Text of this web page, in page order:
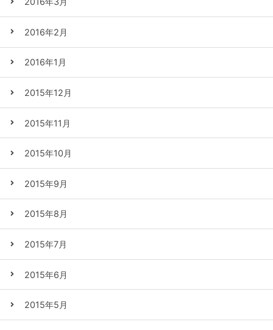
2016年2月
2016年1月
2015年12月
2015年11月
2015年10月
2015年9月
2015年8月
2015年7月
2015年6月
2015年5月